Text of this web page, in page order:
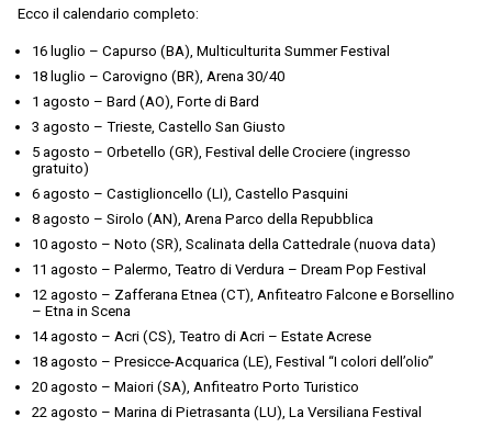
Ecco il calendario completo:
16 luglio – Capurso (BA), Multiculturita Summer Festival
18 luglio – Carovigno (BR), Arena 30/40
1 agosto – Bard (AO), Forte di Bard
3 agosto – Trieste, Castello San Giusto
5 agosto – Orbetello (GR), Festival delle Crociere (ingresso
gratuito)
6 agosto – Castiglioncello (LI), Castello Pasquini
8 agosto – Sirolo (AN), Arena Parco della Repubblica
10 agosto – Noto (SR), Scalinata della Cattedrale (nuova data)
11 agosto – Palermo, Teatro di Verdura – Dream Pop Festival
12 agosto – Zafferana Etnea (CT), Anfiteatro Falcone e Borsellino
– Etna in Scena
14 agosto – Acri (CS), Teatro di Acri – Estate Acrese
18 agosto – Presicce-Acquarica (LE), Festival “I colori dell’olio”
20 agosto – Maiori (SA), Anfiteatro Porto Turistico
22 agosto – Marina di Pietrasanta (LU), La Versiliana Festival